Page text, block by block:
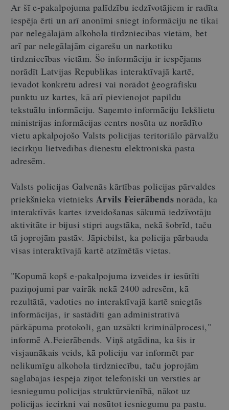
Ar šī e-pakalpojuma palīdzību iedzīvotājiem ir radīta
iespēja ērti un arī anonīmi sniegt informāciju ne tikai
par nelegālajām alkohola tirdzniecības vietām, bet
arī par nelegālajām cigarešu un narkotiku
tirdzniecības vietām. Šo informāciju ir iespējams
norādīt Latvijas Republikas interaktīvajā kartē,
ievadot konkrētu adresi vai norādot ģeogrāfisku
punktu uz kartes, kā arī pievienojot papildu
tekstuālu informāciju. Saņemto informāciju Iekšlietu
ministrijas informācijas centrs nosūta uz norādīto
vietu apkalpojošo Valsts policijas teritoriālo pārvalžu
iecirkņu lietvedības dienestu elektroniskā pasta
adresēm.
Valsts policijas Galvenās kārtības policijas pārvaldes
priekšnieka vietnieks Arvils Feierābends norāda, ka
interaktīvās kartes izveidošanas sākumā iedzīvotāju
aktivitāte ir bijusi stipri augstāka, nekā šobrīd, taču
tā joprojām pastāv. Jāpiebilst, ka policija pārbauda
visas interaktīvajā kartē atzīmētās vietas.
"Kopumā kopš e-pakalpojuma izveides ir iesūtīti
paziņojumi par vairāk nekā 2400 adresēm, kā
rezultātā, vadoties no interaktīvajā kartē sniegtās
informācijas, ir sastādīti gan administratīvā
pārkāpuma protokoli, gan uzsākti kriminālprocesi,"
informē A.Feierābends. Viņš atgādina, ka šis ir
visjaunākais veids, kā policiju var informēt par
nelikumīgu alkohola tirdzniecību, taču joprojām
saglabājas iespēja ziņot telefoniski un vērsties ar
iesniegumu policijas struktūrvienībā, nākot uz
policijas iecirkni vai nosūtot iesniegumu pa pastu.